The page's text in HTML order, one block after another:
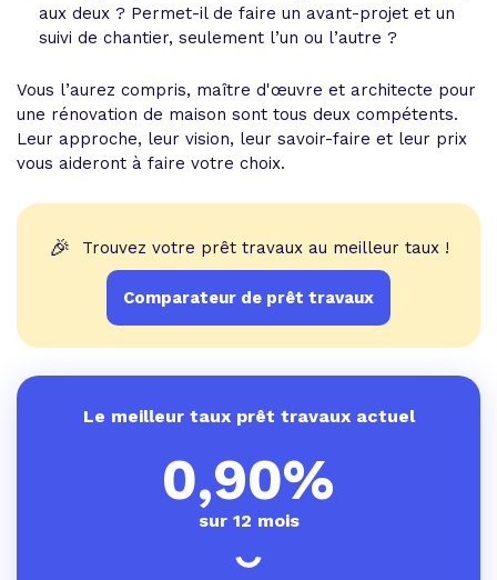
aux deux ? Permet-il de faire un avant-projet et un
suivi de chantier, seulement l’un ou l’autre ?
Vous l’aurez compris, maître d'œuvre et architecte pour
une rénovation de maison sont tous deux compétents.
Leur approche, leur vision, leur savoir-faire et leur prix
vous aideront à faire votre choix.
🎉 Trouvez votre prêt travaux au meilleur taux !
Comparateur de prêt travaux
Le meilleur taux prêt travaux actuel
0,90%
sur 12 mois